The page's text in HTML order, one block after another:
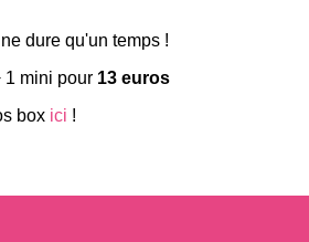
dure qu'un temps !
1 mini pour 13 euros
box ici !